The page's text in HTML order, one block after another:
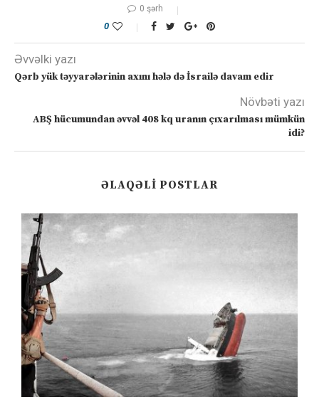
0 şərh
0
Əvvəlki yazı
Qərb yük təyyarələrinin axını hələ də İsrailə davam edir
Növbəti yazı
ABŞ hücumundan əvvəl 408 kq uranın çıxarılması mümkün
idi?
ƏLAQƏLI POSTLAR